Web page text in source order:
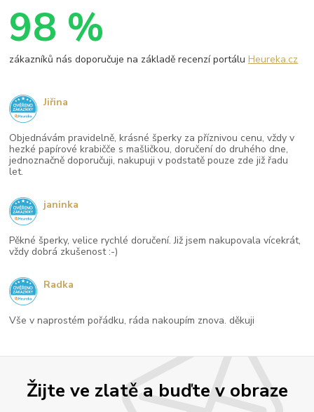
Žijte ve zlatě a buďte v obraze
98 %
zákazníků nás doporučuje na základě recenzí portáluHeureka.cz
Objednávám pravidelně, krásné šperky za příznivou cenu, vždy v
hezké papírové krabičče s mašličkou, doručení do druhého dne,
jednoznačně doporučuji, nakupuji v podstatě pouze zde již řadu
let.
Jiřina
Pěkné šperky, velice rychlé doručení. Již jsem nakupovala vícekrát,
vždy dobrá zkušenost :-)
janinka
Vše v naprostém pořádku, ráda nakoupím znova. děkuji
Radka